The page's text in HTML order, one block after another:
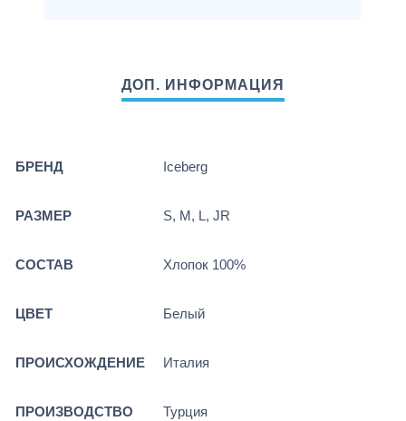
БРЕНД Iceberg
РАЗМЕР S, M, L, JR
СОСТАВ Хлопок 100%
ЦВЕТ Белый
ПРОИСХОЖДЕНИЕ Италия
ПРОИЗВОДСТВО Турция